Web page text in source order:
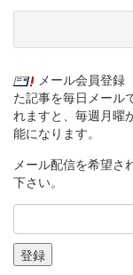
メール会員登録
た記事を毎日メール
れますと、毎週月曜
能になります。
メール配信を希望さ
下さい。